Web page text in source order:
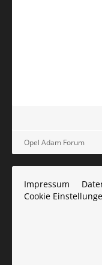
Opel Adam Forum
Impressum
Cookie